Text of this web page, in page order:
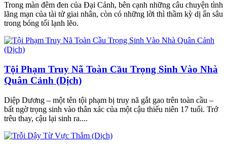
Trong màn đêm đen của Đại Cảnh, bên cạnh những câu chuyện tình
lãng mạn của tài tử giai nhân, còn có những lời thì thầm kỳ dị ẩn sâu
trong bóng tối lạnh lẽo.
Tội Phạm Truy Nã Toàn Cầu Trọng Sinh Vào Nhà
Quân Cảnh (Dịch)
Diệp Dương – một tên tội phạm bị truy nã gắt gao trên toàn cầu –
bất ngờ trọng sinh vào thân xác của một cậu thiếu niên 17 tuổi. Trớ
trêu thay, cậu lại sinh ra....